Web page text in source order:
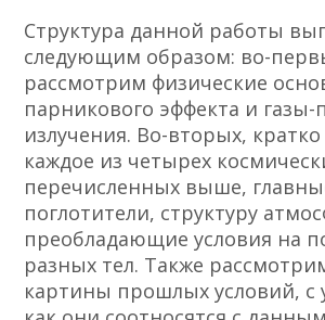
Структура данной работы
следующим образом: во-
рассмотрим физические
парникового эффекта и газы-
излучения. Во-вторых,
каждое из четырех
перечисленных выше,
поглотители, структуру
преобладающие условия на
разных тел. Также
картины прошлых условий, с